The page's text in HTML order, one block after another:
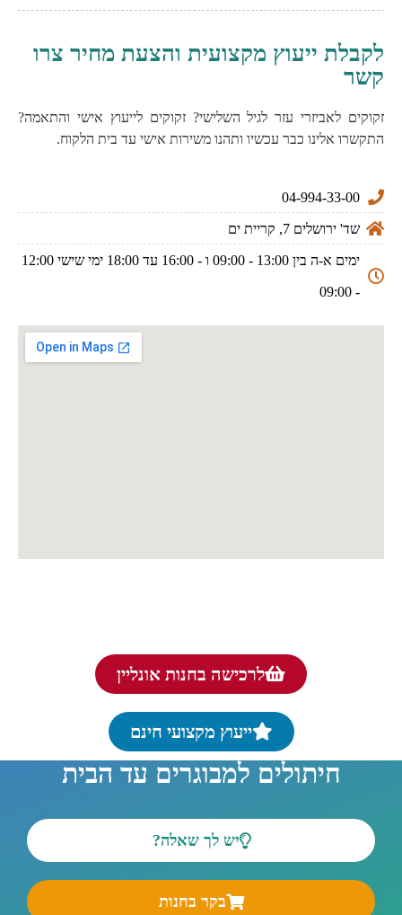
לקבלת ייעוץ מקצועית והצעת מחיר צרו
קשר
זקוקים לאביזרי עזר לגיל השלישי? זקוקים לייעוץ אישי והתאמה?
התקשרו אלינו כבר עכשיו ותהנו משירות אישי עד בית הלקוח.
04-994-33-00
שד' ירושלים 7, קריית ים
ימים א-ה בין 13:00 - 09:00 ו - 16:00 עד 18:00 ימי שישי 12:00
- 09:00
לרכישה בחנות אונליין
ייעוץ מקצועי חינם
חיתולים למבוגרים עד הבית
יש לך שאלה?
בקר בחנות